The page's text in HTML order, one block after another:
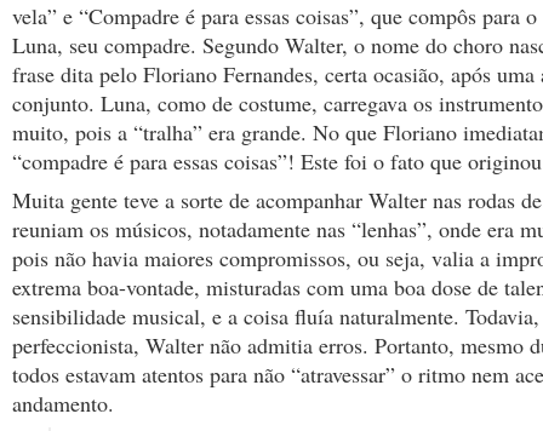
vela” e “Compadre é para essas coisas”, que compôs para
Luna, seu compadre. Segundo Walter, o nome do choro
frase dita pelo Floriano Fernandes, certa ocasião, após uma
conjunto. Luna, como de costume, carregava os
muito, pois a “tralha” era grande. No que Floriano
“compadre é para essas coisas”! Este foi o fato que
Muita gente teve a sorte de acompanhar Walter nas rodas
reuniam os músicos, notadamente nas “lenhas”, onde era
pois não havia maiores compromissos, ou seja, valia a
extrema boa-vontade, misturadas com uma boa dose de
sensibilidade musical, e a coisa fluía naturalmente.
perfeccionista, Walter não admitia erros. Portanto, mesmo
todos estavam atentos para não “atravessar” o ritmo nem
andamento.